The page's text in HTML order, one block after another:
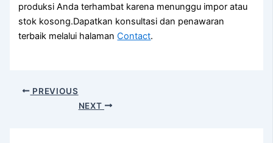
produksi Anda terhambat karena menunggu impor atau
stok kosong.Dapatkan konsultasi dan penawaran
terbaik melalui halamanContact.
PREVIOUS
NEXT